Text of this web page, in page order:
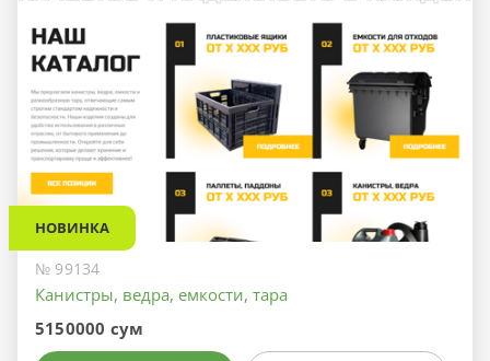
НОВИНКА
№ 99134
Канистры, ведра, емкости, тара
5150000 сум